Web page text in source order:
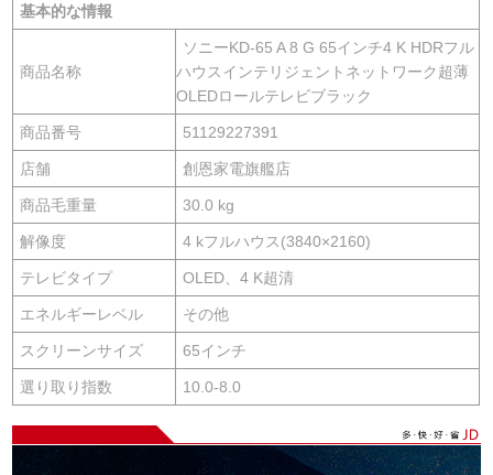
基本的な情報
商品名称
ソニーKD-65 A 8 G 65インチ4 K HDRフル
ハウスインテリジェントネットワーク超薄
OLEDロールテレビブラック
商品番号 51129227391
店舗 創恩家電旗艦店
商品毛重量 30.0 kg
解像度 4 kフルハウス(3840×2160)
テレビタイプ OLED、4 K超清
エネルギーレベル その他
スクリーンサイズ 65インチ
選り取り指数 10.0-8.0